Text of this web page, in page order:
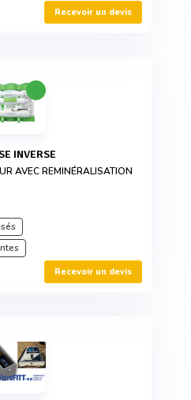
Recevoir un devis
INVERSE
AVEC REMINÉRALISATION
Recevoir un devis